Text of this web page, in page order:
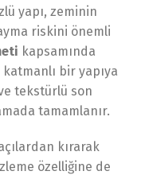
yapı, zeminin
riskini önemli
kapsamında
bir yapıya
tekstürlü son
tamamlanır.
kırarak
özelliğine de